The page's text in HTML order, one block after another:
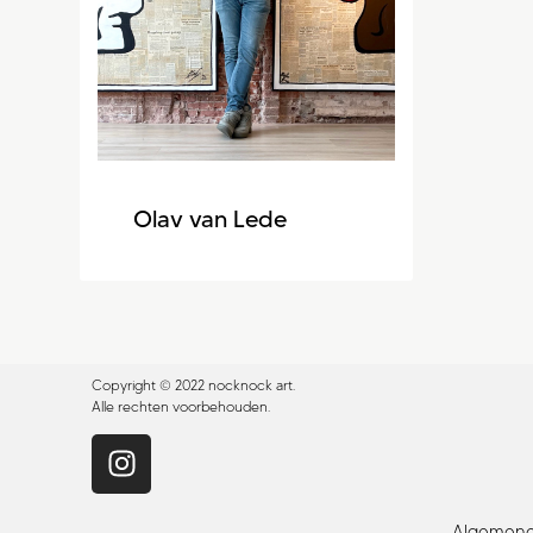
Olav van Lede
Copyright © 2022 nocknock art.
Alle rechten voorbehouden.